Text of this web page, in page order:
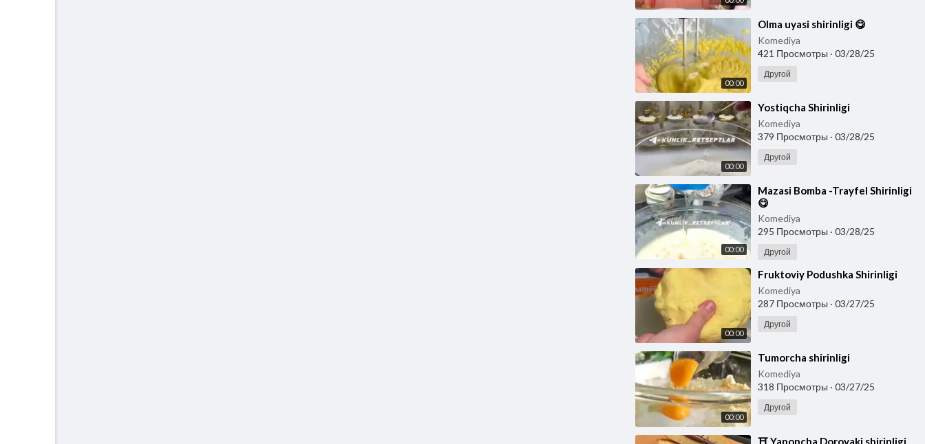
00:00
⁣Olma uyasi shirinligi 😋
Komediya
421 Просмотры · 03/28/25
Другой
00:00
⁣Yostiqcha Shirinligi
Komediya
379 Просмотры · 03/28/25
Другой
00:00
⁣Mazasi Bomba -Trayfel Shirinligi
😋
Komediya
295 Просмотры · 03/28/25
Другой
00:00
⁣Fruktoviy Podushka Shirinligi
Komediya
287 Просмотры · 03/27/25
Другой
00:00
⁣Tumorcha shirinligi
Komediya
318 Просмотры · 03/27/25
Другой
⁣⛩ Yaponcha Doroyaki shirinligi